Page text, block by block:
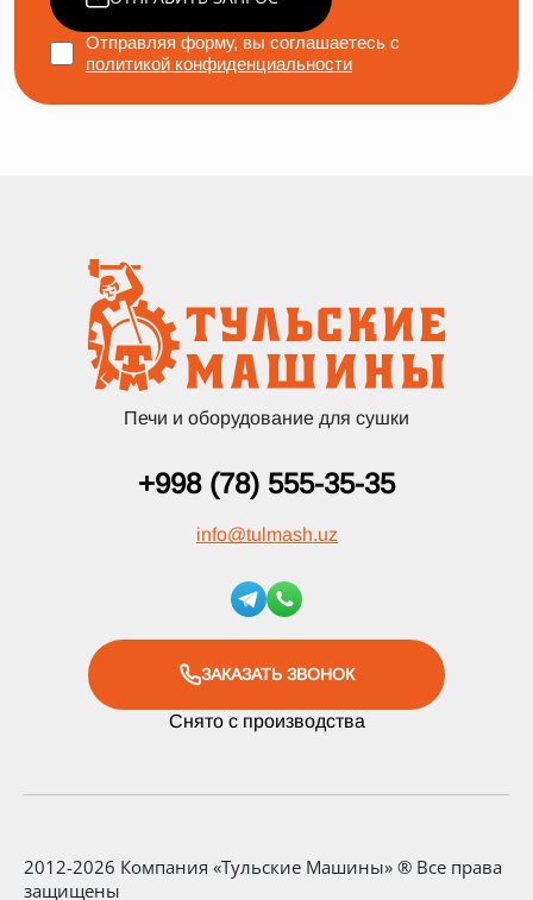
Отправляя форму, вы соглашаетесь с
политикой конфиденциальности
Печи и оборудование для сушки
+998 (78) 555-35-35
info@tulmash.uz
ЗАКАЗАТЬ ЗВОНОК
Снято с производства
2012-2026 Компания «Тульские Машины» ® Все права
защищены